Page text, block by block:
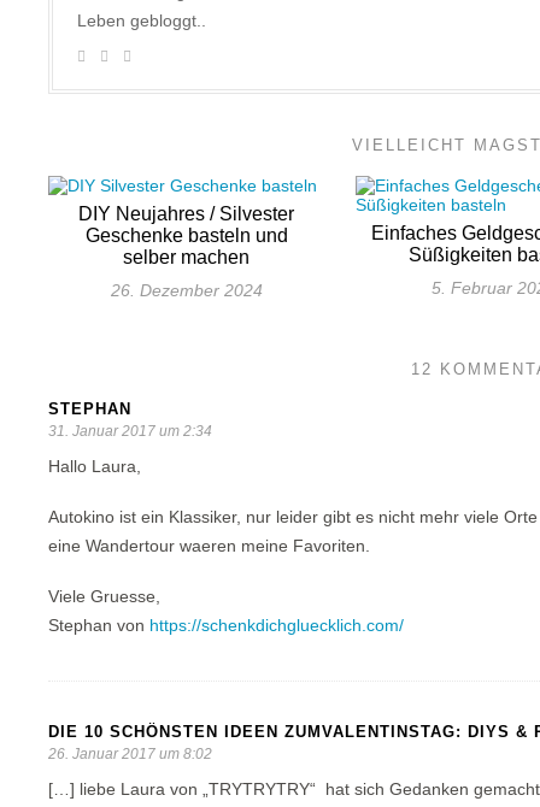
Leben gebloggt..
VIELLEICHT
DIY Neujahres / Silvester
Geschenke basteln und
selber machen
26. Dezember 2024
Einfaches
Süßigkeiten
5. Februar
12
STEPHAN
31. Januar 2017 um 2:34
Hallo Laura,
Autokino ist ein Klassiker, nur leider gibt es nicht mehr viele
eine Wandertour waeren meine Favoriten.
Viele Gruesse,
Stephan von https://schenkdichgluecklich.com/
DIE 10 SCHÖNSTEN IDEEN ZUMVALENTINSTAG: DIYS &
26. Januar 2017 um 8:02
[…] liebe Laura von „TRYTRYTRY“ hat sich Gedanken